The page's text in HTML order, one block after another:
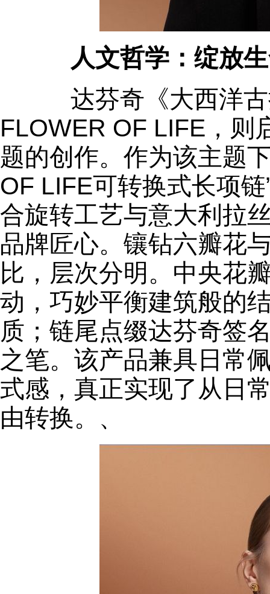
人文哲学： 绽放
达芬奇《大西洋古
FLOWER OF LIFE，则
题的创作。作为该主题
OF LIFE可转换式长项
合旋转工艺与意大利拉
品牌匠心。镶钻六瓣花
比，层次分明。中央花
动，巧妙平衡建筑般的
质；链尾点缀达芬奇签
之笔。该产品兼具日常
式感，真正实现了从日
由转换。、